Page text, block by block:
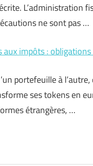
L’administration
ne sont pas …
impôts :
portefeuille à
ses tokens en
étrangères, …